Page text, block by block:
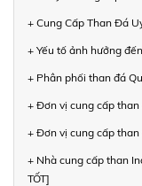
+ Cung Cấp Than Đá
+ Yếu tố ảnh hưởng
+ Phân phối than đá
+ Đơn vị cung cấp
+ Đơn vị cung cấp
+ Nhà cung cấp than
TỐT]